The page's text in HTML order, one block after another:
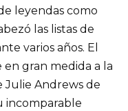
leyendas como
las listas de
varios años. El
gran medida a la
Andrews de
incomparable